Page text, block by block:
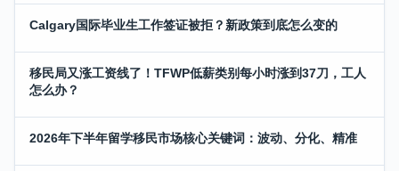
Calgary国际毕业生工作签证被拒？新政策到底怎么变的
移民局又涨工资线了！TFWP低薪类别每小时涨到37刀，工人
怎么办？
2026年下半年留学移民市场核心关键词：波动、分化、精准